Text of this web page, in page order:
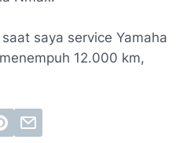
saya service Yamaha
12.000 km,